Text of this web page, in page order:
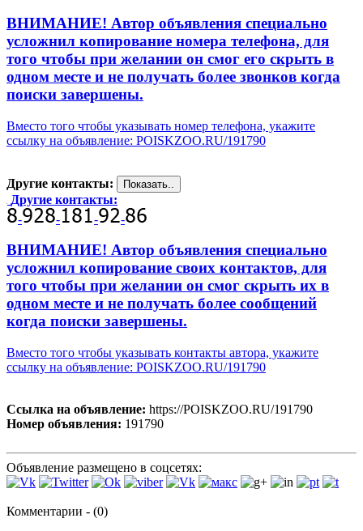
ВНИМАНИЕ! Автор объявления специально
усложнил копирование номера телефона, для
того чтобы при желании он смог его скрыть в
одном месте и не получать более звонков когда
поиски завершены.
Вместо того чтобы указывать номер телефона, укажите
ссылку на объявление: POISKZOO.RU/191790
Другие контакты:
Другие контакты:
-
- - -
ВНИМАНИЕ! Автор объявления специально
усложнил копирование своих контактов, для
того чтобы при желании он смог скрыть их в
одном месте и не получать более сообщений
когда поиски завершены.
Вместо того чтобы указывать контакты автора, укажите
ссылку на объявление: POISKZOO.RU/191790
Ссылка на объявление: https://POISKZOO.RU/191790
Номер объявления: 191790
Объявление размещено в соцсетях:
Комментарии - (0)